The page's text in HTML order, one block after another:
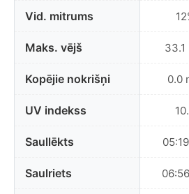
Vid. mitrums
Maks. vējš
Kopējie nokrišņi
UV indekss
Saullēkts
Saulriets
33.1
0.0